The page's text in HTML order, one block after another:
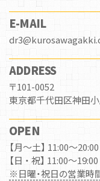
E-MAIL
ADDRESS
〒101-0052
東京都千代田区神田
OPEN
【月～土】 11:00～20:00
【日 ・ 祝】 11:00～19:00
※日曜・祝日の営業時